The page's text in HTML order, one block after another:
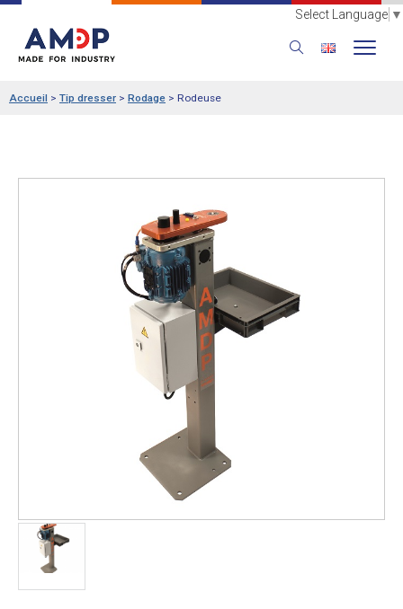
Select Language ▼
Accueil > Tip dresser > Rodage > Rodeuse